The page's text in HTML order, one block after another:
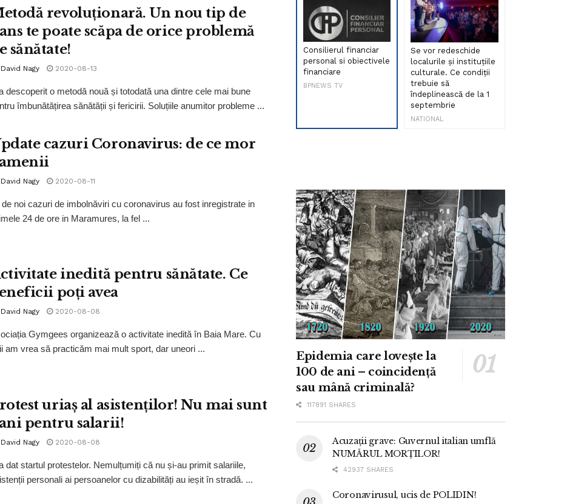
revoluționară. Un nou tip de
te poate scăpa de orice problemă
sănătate!
David Nagy 2020-08-13
descoperit o metodă nouă și totodată una dintre cele mai bune
îmbunătățirea sănătății și fericirii. Soluțiile anumitor probleme ...
cazuri Coronavirus: de ce mor
David Nagy 2020-08-11
de noi cazuri de imbolnăviri cu coronavirus au fost inregistrate in
24 de ore in Maramures, la fel ...
inedită pentru sănătate. Ce
poți avea
David Nagy 2020-08-08
Gymgees organizează o activitate inedită în Baia Mare. Cu
am vrea să practicăm mai mult sport, dar uneori ...
uriaș al asistenților! Nu mai sunt
pentru salarii!
David Nagy 2020-08-08
dat startul protestelor. Nemulțumiți că nu și-au primit salariile,
personali ai persoanelor cu dizabilități au ieșit în stradă. ...
Consilierul financiar
personal si obiectivele
financiare
BPNEWS TV
Se vor redeschide
localurile și instituțiile
culturale. Ce condiții
trebuie să
îndeplinească de la 1
septembrie
NATIONAL
Epidemia care lovește la
100 de ani – coincidență
sau mână criminală?
117891 SHARES
Acuzații grave: Guvernul italian umflă
NUMĂRUL MORȚILOR!
42937 SHARES
Coronavirusul, ucis de POLIDIN!